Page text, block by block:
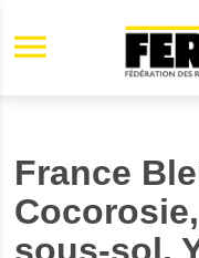
Aller
France